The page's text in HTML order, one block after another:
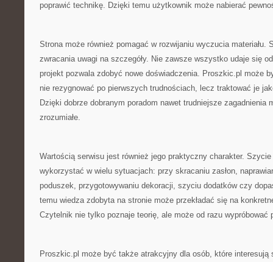
poprawić technikę. Dzięki temu użytkownik może nabierać
Strona może również pomagać w rozwijaniu wyczucia materiału.
zwracania uwagi na szczegóły. Nie zawsze wszystko udaje się
projekt pozwala zdobyć nowe doświadczenia. Proszkic.pl może
nie rezygnować po pierwszych trudnościach, lecz traktować je
Dzięki dobrze dobranym poradom nawet trudniejsze zagadnienia
zrozumiałe.
Wartością serwisu jest również jego praktyczny charakter.
wykorzystać w wielu sytuacjach: przy skracaniu zasłon,
poduszek, przygotowywaniu dekoracji, szyciu dodatków czy
temu wiedza zdobyta na stronie może przekładać się na
Czytelnik nie tylko poznaje teorię, ale może od razu wypróbować
Proszkic.pl może być także atrakcyjny dla osób, które interesują